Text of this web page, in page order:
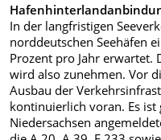
In der langfristigen
norddeutschen Seehäfen
Prozent pro Jahr erwartet.
wird also zunehmen. Vor
Ausbau der
kontinuierlich voran. Es
Niedersachsen